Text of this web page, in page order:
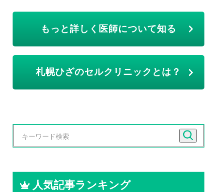
もっと詳しく医師について知る
札幌ひざのセルクリニックとは？
人気記事ランキング